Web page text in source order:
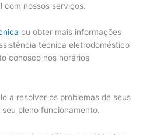
com nossos serviços.
ou obter mais informações
técnica eletrodoméstico
conosco nos horários
a resolver os problemas de seus
pleno funcionamento.